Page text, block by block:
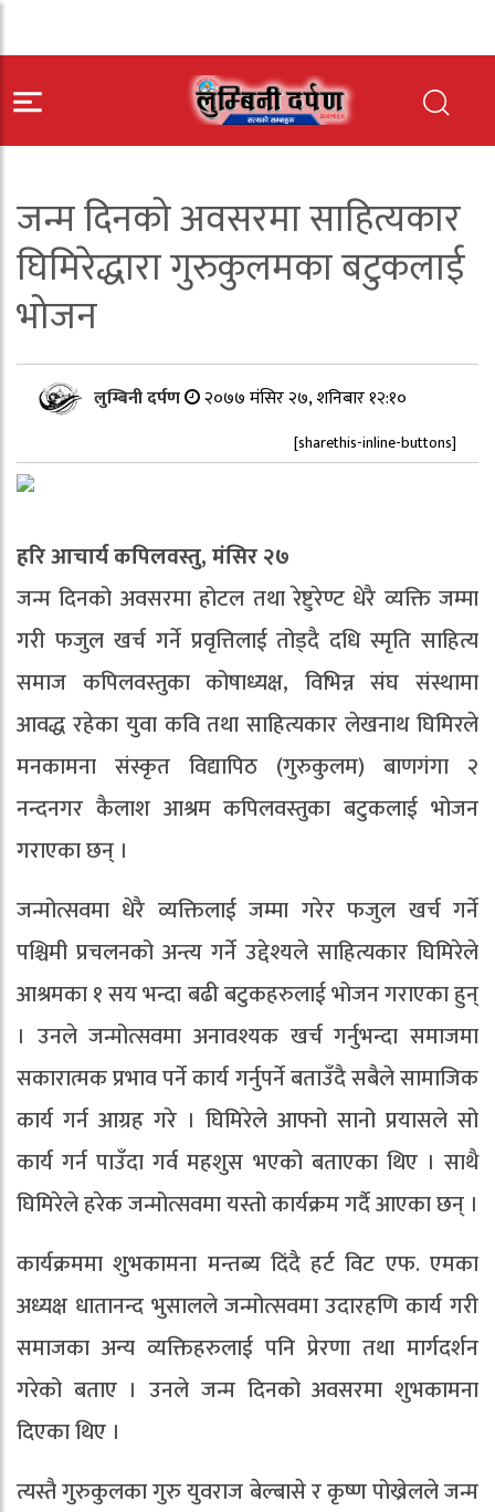
जन्म दिनको अवसरमा साहित्यकार
घिमिरेद्धारा गुरुकुलमका बटुकलाई
भोजन
लुम्बिनी दर्पण २०७७ मंसिर २७, शनिबार १२:१०
[sharethis-inline-buttons]
हरि आचार्य कपिलवस्तु, मंसिर २७
जन्म दिनको अवसरमा होटल तथा रेष्टुरेण्ट धेरै व्यक्ति जम्मा
गरी फजुल खर्च गर्ने प्रवृत्तिलाई तोड्दै दधि स्मृति साहित्य
समाज कपिलवस्तुका कोषाध्यक्ष, विभिन्न संघ संस्थामा
आवद्ध रहेका युवा कवि तथा साहित्यकार लेखनाथ घिमिरले
मनकामना संस्कृत विद्यापिठ (गुरुकुलम) बाणगंगा २
नन्दनगर कैलाश आश्रम कपिलवस्तुका बटुकलाई भोजन
गराएका छन् ।
जन्मोत्सवमा धेरै व्यक्तिलाई जम्मा गरेर फजुल खर्च गर्ने
पश्चिमी प्रचलनको अन्त्य गर्ने उद्देश्यले साहित्यकार घिमिरेले
आश्रमका १ सय भन्दा बढी बटुकहरुलाई भोजन गराएका हुन्
। उनले जन्मोत्सवमा अनावश्यक खर्च गर्नुभन्दा समाजमा
सकारात्मक प्रभाव पर्ने कार्य गर्नुपर्ने बताउँदै सबैले सामाजिक
कार्य गर्न आग्रह गरे । घिमिरेले आफ्नो सानो प्रयासले सो
कार्य गर्न पाउँदा गर्व महशुस भएको बताएका थिए । साथै
घिमिरेले हरेक जन्मोत्सवमा यस्तो कार्यक्रम गर्दै आएका छन् ।
कार्यक्रममा शुभकामना मन्तब्य दिंदै हर्ट विट एफ. एमका
अध्यक्ष धातानन्द भुसालले जन्मोत्सवमा उदारहणि कार्य गरी
समाजका अन्य व्यक्तिहरुलाई पनि प्रेरणा तथा मार्गदर्शन
गरेको बताए । उनले जन्म दिनको अवसरमा शुभकामना
दिएका थिए ।
त्यस्तै गुरुकुलका गुरु युवराज बेल्बासे र कृष्ण पोख्रेलले जन्म